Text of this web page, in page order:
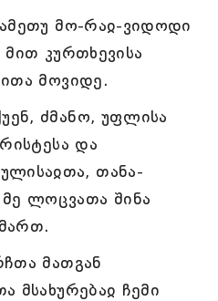
მო-რაჲ-ვიდოდი
მით კურთხევისა
მოვიდე.
ძმანო, უფლისა
და
თანა-
ლოცვათა შინა
მათგან
მსახურებაჲ ჩემი